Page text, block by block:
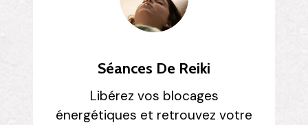
Séances De Reiki
Libérez vos blocages
énergétiques et retrouvez votre